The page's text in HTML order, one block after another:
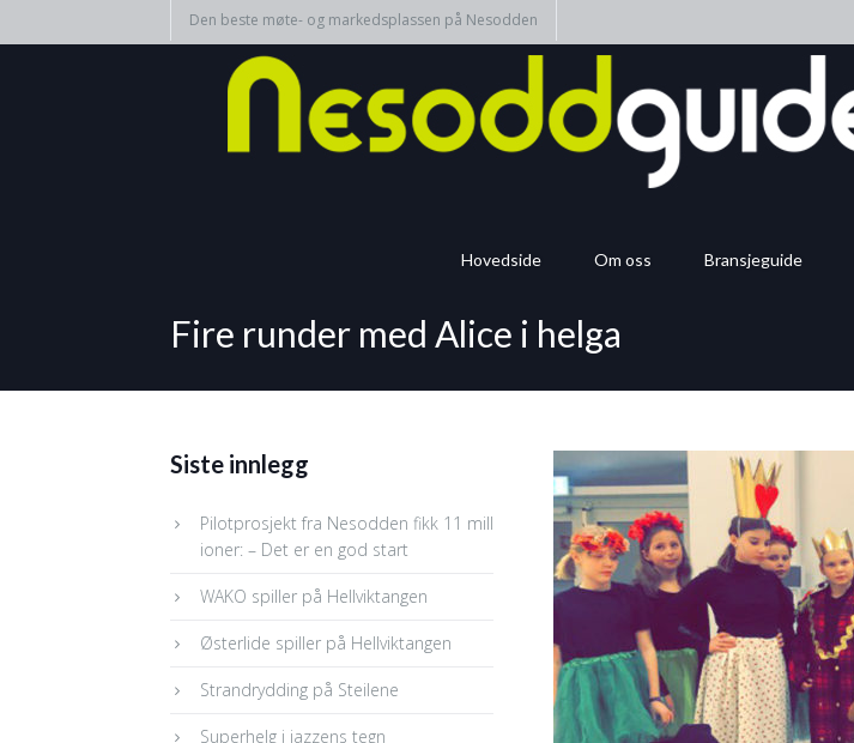
Den beste møte- og markedsplassen på Nesodden
Hovedside Om oss Bransjeguide
Fire runder med Alice i helga
Siste innlegg
Pilotprosjekt fra Nesodden fikk 11 mill
ioner: – Det er en god start
WAKO spiller på Hellviktangen
Østerlide spiller på Hellviktangen
Strandrydding på Steilene
Superhelg i jazzens tegn